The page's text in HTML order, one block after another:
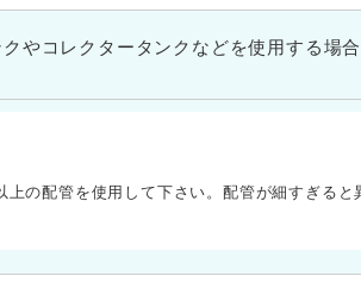
やコレクタータンクなどを使用する場
の配管を使用して下さい。配管が細すぎると